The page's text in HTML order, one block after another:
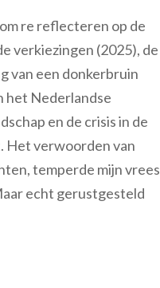
re reflecteren op de
verkiezingen (2025), de
van een donkerbruin
het Nederlandse
en de crisis in de
Het verwoorden van
temperde mijn vrees
echt gerustgesteld